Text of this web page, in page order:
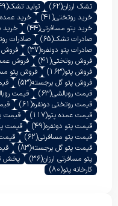
تشک ارزان(62) تولید تشک(49)
خرید روتختی(41) خرید عمده
خرید پتو مسافرتی(44) خرید
صادرات تشک(65) صادرات
صادرات پتو دونفره(37)
فروش روتختی(41) فروش
فروش پتو(163) فروش پتو
فروش پتو گل برجسته(53)
قیمت روبالشی(63) قیمت
قیمت روتختی دونفره(61)
قیمت عمده پتو(117) قیمت
قیمت پتو دونفره(49) قیمت
قیمت پتو مسافرتی(62)
قیمت پتو گل برجسته(83)
پتو مسافرتی ارزان(36) پخش
کارخانه پتو(80)